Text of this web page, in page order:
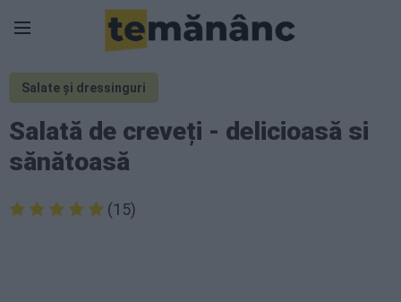
Salate și dressinguri
Salată de creveți - delicioasă si
sănătoasă
(15)